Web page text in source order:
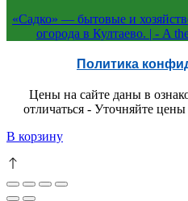
«Садко» — бытовые и
огорода в Култаево. | - A
Политика
Цены на сайте даны в
отличаться - Уточняйте
В корзину